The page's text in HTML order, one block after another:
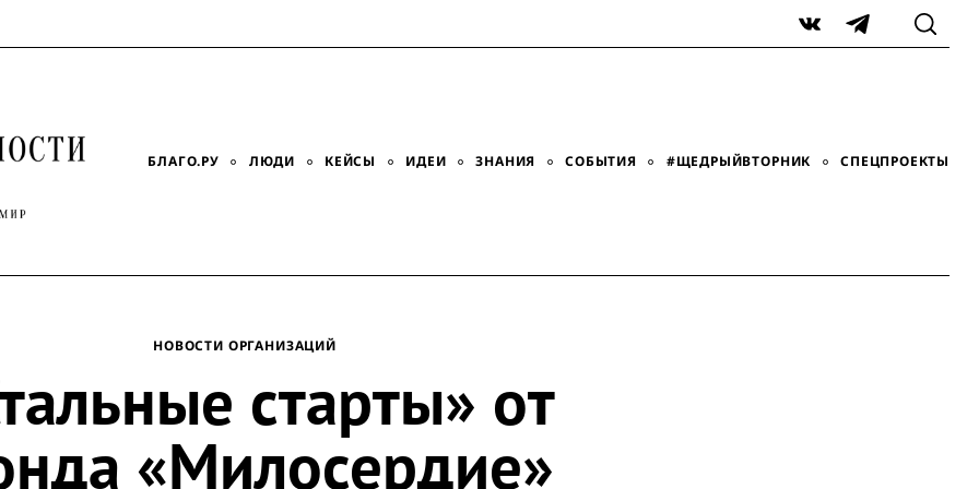
VK Telegram
БЛАГО.РУ ЛЮДИ КЕЙСЫ ИДЕИ ЗНАНИЯ СОБЫТИЯ #ЩЕДРЫЙВТОРНИК СПЕЦПРОЕКТЫ
НОВОСТИ ОРГАНИЗАЦИЙ
старты» от
«Милосердие»